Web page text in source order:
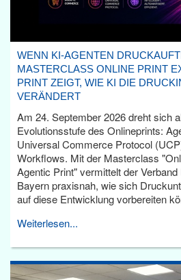
WENN KI-AGENTEN
MASTERCLASS ONLINE PRINT
PRINT ZEIGT, WIE KI DIE
VERÄNDERT
Am 24. September 2026 dreht sich
Evolutionsstufe des Onlineprints:
Universal Commerce Protocol
Workflows. Mit der Masterclass
Agentic Print" vermittelt der
Bayern praxisnah, wie sich
auf diese Entwicklung vorbereiten
Weiterlesen...